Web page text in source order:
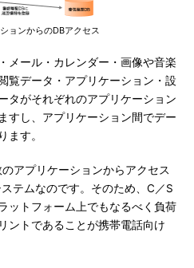
ョンからのDBアクセス
メール・カレンダー・画像や音楽
覧データ・アプリケーション・設
タがそれぞれのアプリケーション
すし、アプリケーション間でデー
ます。
アプリケーションからアクセス
テムなのです。そのため、C／S
ットフォーム上でもなるべく負荷
ントであることが携帯電話向け